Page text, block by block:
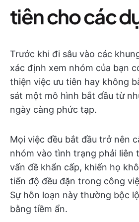
tiên cho các
Trước khi đi sâu vào các
xác định xem nhóm của bạn
thiện việc ưu tiên hay không
sát một mô hình bắt đầu từ
ngày càng phức tạp.
Mọi việc đều bắt đầu trở nên
nhóm vào tình trạng phải liên
vấn đề khẩn cấp, khiến họ
tiến độ đều đặn trong công
Sự hỗn loạn này thường bộc
bằng tiềm ẩn.